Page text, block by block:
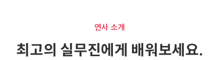
연사 소개
최고의 실무진에게 배워보세요.